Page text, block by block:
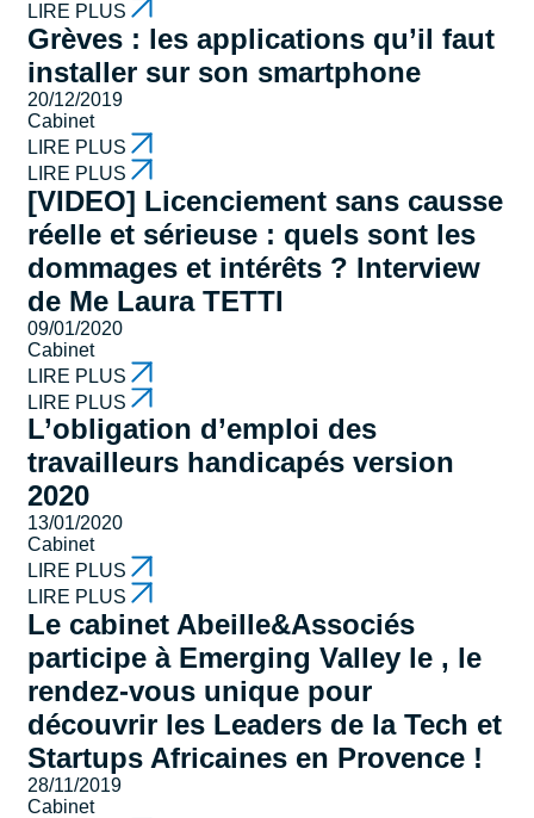
LIRE PLUS
Grèves : les applications qu’il faut
installer sur son smartphone
20/12/2019
Cabinet
LIRE PLUS
LIRE PLUS
[VIDEO] Licenciement sans causse
réelle et sérieuse : quels sont les
dommages et intérêts ? Interview
de Me Laura TETTI
09/01/2020
Cabinet
LIRE PLUS
LIRE PLUS
L’obligation d’emploi des
travailleurs handicapés version
2020
13/01/2020
Cabinet
LIRE PLUS
LIRE PLUS
Le cabinet Abeille&Associés
participe à Emerging Valley le , le
rendez-vous unique pour
découvrir les Leaders de la Tech et
Startups Africaines en Provence !
28/11/2019
Cabinet